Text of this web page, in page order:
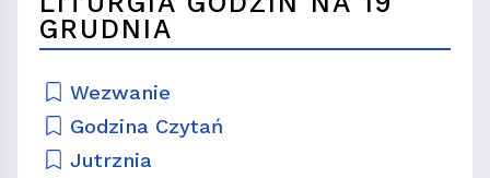
GRUDNIA
Wezwanie
Godzina Czytań
Jutrznia